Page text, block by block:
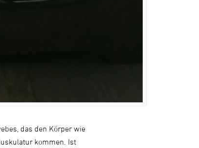
das den Körper wie
kommen. Ist